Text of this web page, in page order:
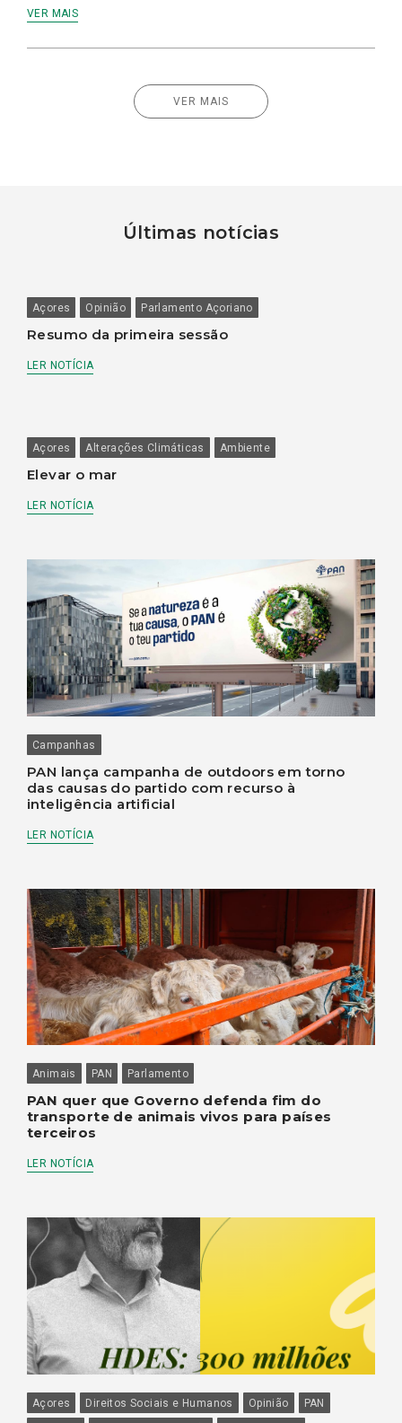
VER MAIS
VER MAIS
Últimas notícias
Açores Opinião Parlamento Açoriano
Resumo da primeira sessão
LER NOTÍCIA
Açores Alterações Climáticas Ambiente
Elevar o mar
LER NOTÍCIA
Campanhas
PAN lança campanha de outdoors em torno
das causas do partido com recurso à
inteligência artificial
LER NOTÍCIA
Animais PAN Parlamento
PAN quer que Governo defenda fim do
transporte de animais vivos para países
terceiros
LER NOTÍCIA
Açores Direitos Sociais e Humanos Opinião
PAN